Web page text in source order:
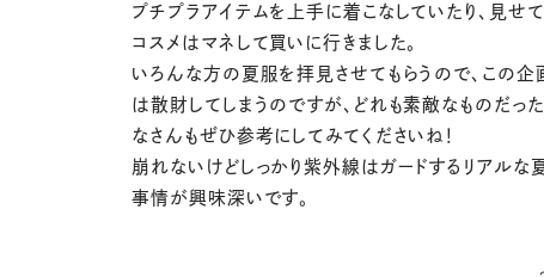
プチプラアイテムを上手に着こなしていたり、見せ
コスメはマネして買いに行きました。
いろんな方の夏服を拝見させてもらうので、この企
は散財してしまうのですが、どれも素敵なものだっ
なさんもぜひ参考にしてみてくださいね！
崩れないけどしっかり紫外線はガードするリアルな
事情が興味深いです。